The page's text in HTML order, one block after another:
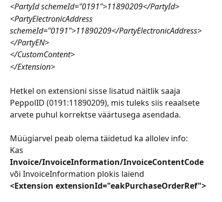
<PartyId schemeId="0191">11890209</PartyId>
<PartyElectronicAddress
schemeId="0191">11890209</PartyElectronicAddress>
</PartyEN>
</CustomContent>
</Extension>
Hetkel on extensioni sisse lisatud näitlik saaja
PeppolID (0191:11890209), mis tuleks siis reaalsete
arvete puhul korrektse väärtusega asendada.
Müügiarvel peab olema täidetud ka allolev info:
Kas
Invoice/InvoiceInformation/InvoiceContentCode
või InvoiceInformation plokis laiend
<Extension extensionId="eakPurchaseOrderRef">